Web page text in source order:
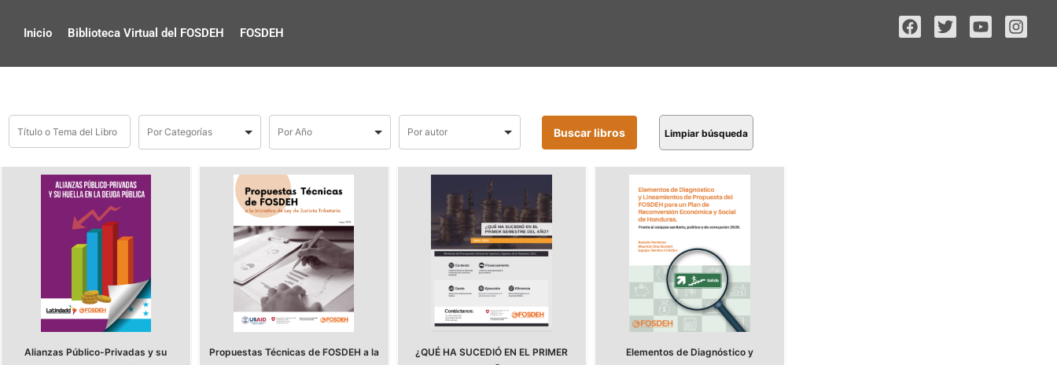
Inicio Biblioteca Virtual del FOSDEH FOSDEH
Limpiar búsqueda
Alianzas Público-Privadas y su
Propuestas Técnicas de FOSDEH a la
¿QUÉ HA SUCEDIÓ EN EL PRIMER
Elementos de Diagnóstico y